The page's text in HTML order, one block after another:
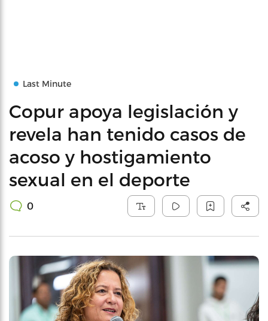
Last Minute
Copur apoya legislación y
revela han tenido casos de
acoso y hostigamiento
sexual en el deporte
0